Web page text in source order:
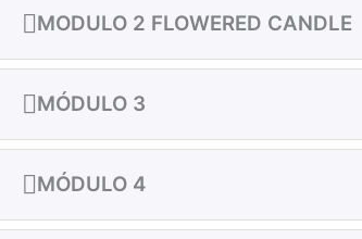
MODULO 2 FLOWERED CANDLE
MÓDULO 3
MÓDULO 4